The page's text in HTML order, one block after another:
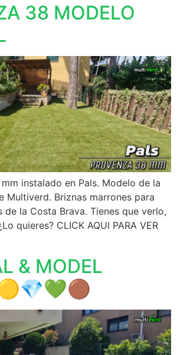
38 MODELO
instalado en Pals. Modelo de la
Multiverd. Briznas marrones para
de la Costa Brava. Tienes que verlo,
quieres? CLICK AQUI PARA VER
& MODEL
🟡💎💚🟤